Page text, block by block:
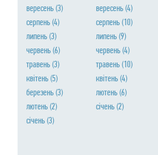
вересень(3)
серпень(4)
липень(3)
червень(6)
травень(3)
квiтень(5)
березень(3)
лютень(2)
сiчень(3)
вересень(4)
серпень(10)
липень(9)
червень(4)
травень(10)
квiтень(4)
лютень(6)
сiчень(2)